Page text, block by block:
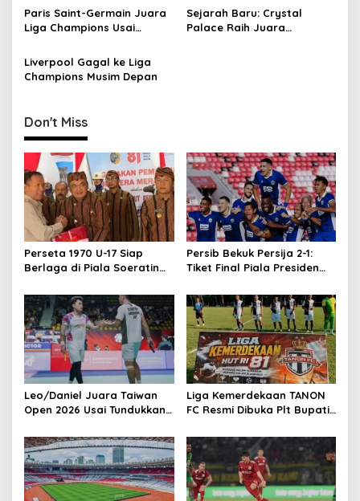
g
a
t
i
n
Paris Saint-Germain Juara
Liga Champions Usai
Adu Penalti
Sejarah Baru: Crystal
Palace Raih Juara
Liverpool Gagal ke Liga
Champions Musim Depan
Don't Miss
Perseta 1970 U-17 Siap
Berlaga di Piala Soeratin
Bupati Tulungagung
Persib Bekuk Persija 2-1:
Tiket Final Piala Presiden
Leo/Daniel Juara Taiwan
Open 2026 Usai Tundukkan
Liga Kemerdekaan TANON
FC Resmi Dibuka Plt Bupati